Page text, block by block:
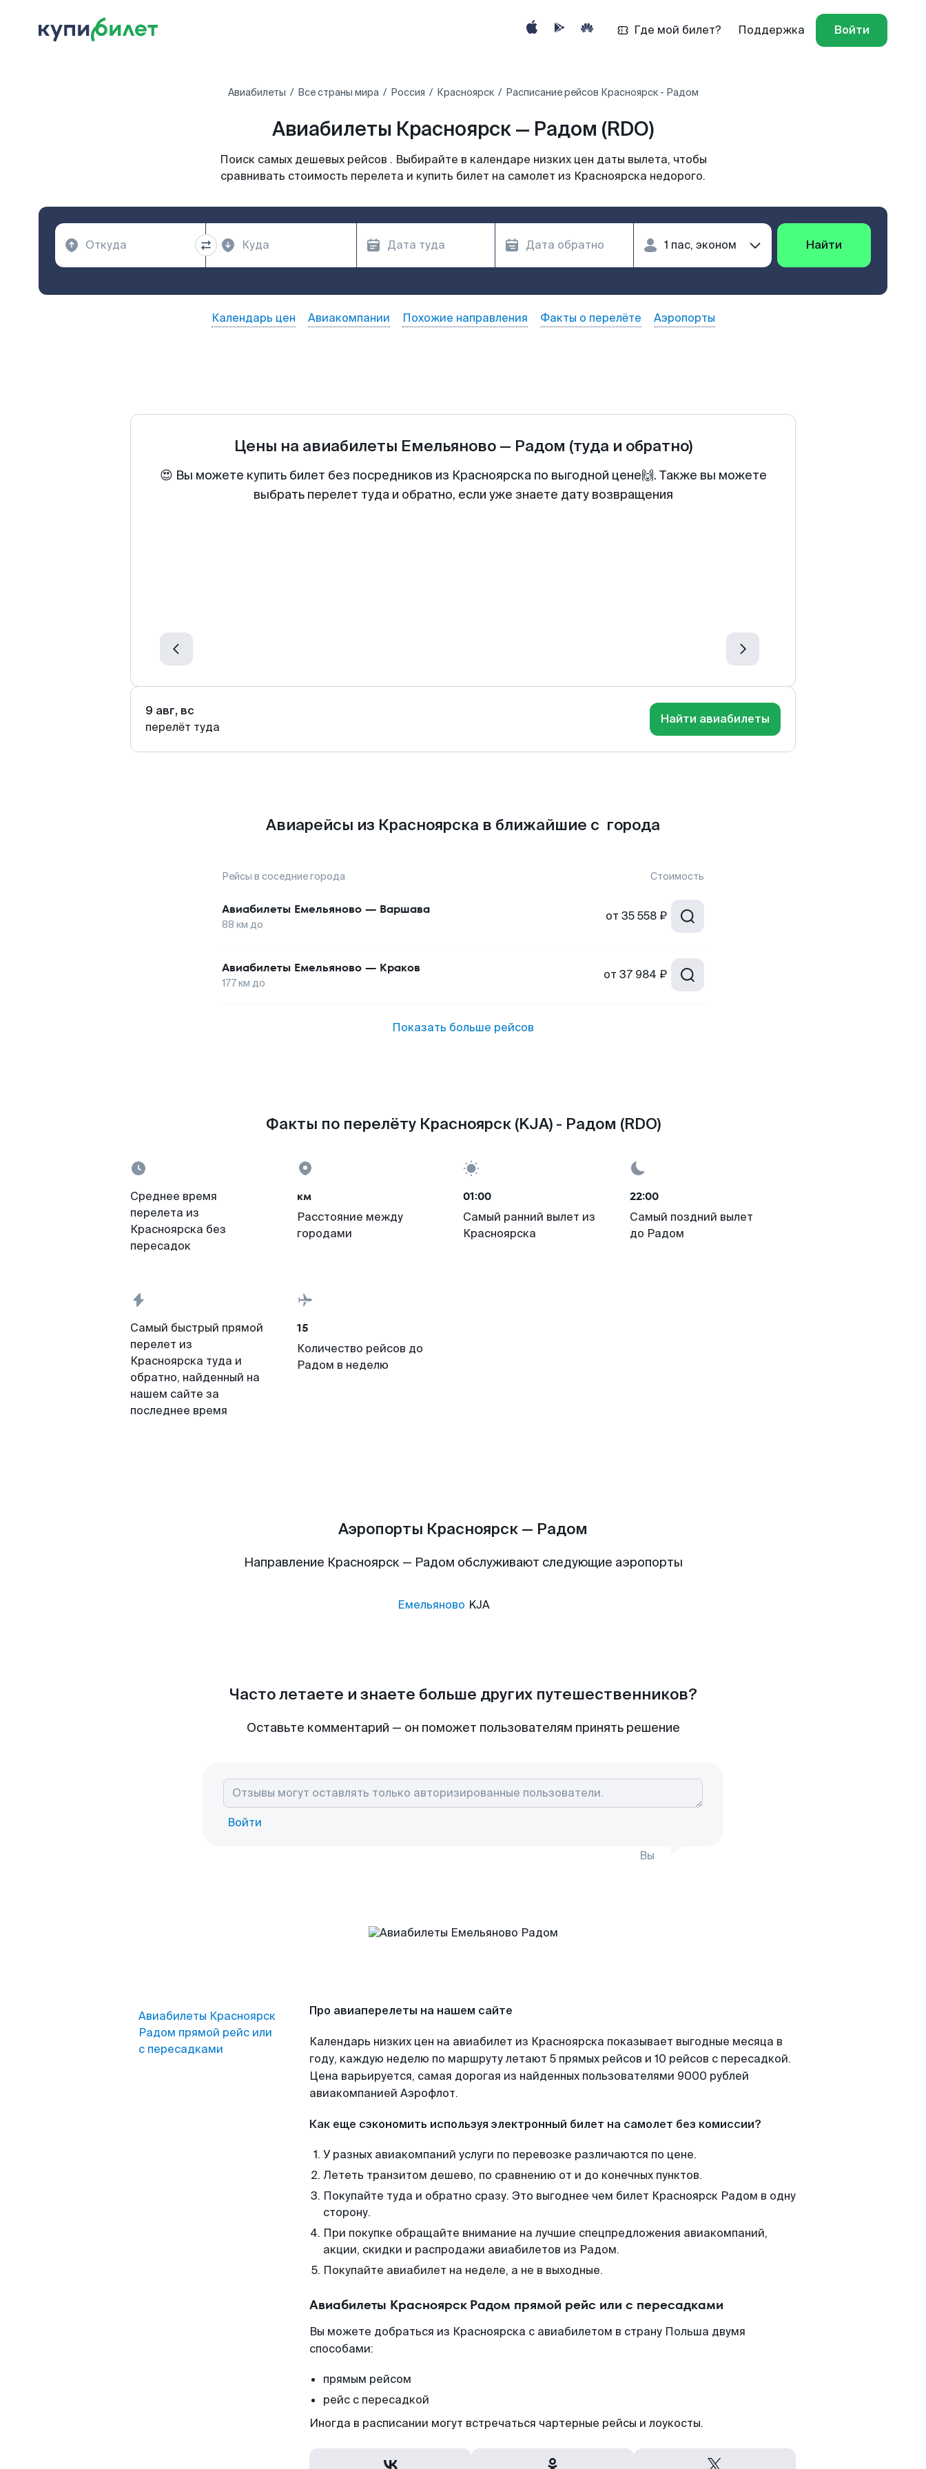
Где мой билет? Поддержка Войти
Авиабилеты Все страны мира Россия Красноярск Расписание рейсов Красноярск - Радом
Авиабилеты Красноярск — Радом (RDO)
Поиск самых дешевых рейсов . Выбирайте в календаре низких цен даты вылета, чтобы
сравнивать стоимость перелета и купить билет на самолет из Красноярска недорого.
Найти
Календарь цен Авиакомпании Похожие направления Факты о перелёте Аэропорты
Цены на авиабилеты Емельяново— Радом (туда и обратно)
😍 Вы можете купить билет без посредников из Красноярска по выгодной цене🙌. Также вы можете
выбрать перелет туда и обратно, если уже знаете дату возвращения
9 авг, вс
перелёт туда
Найти авиабилеты
Авиарейсы из Красноярска в ближайшие с города
Рейсы в соседние города Стоимость
Авиабилеты Емельяново — Варшава
88 км до
от 35 558 ₽
Авиабилеты Емельяново — Краков
177км до
от 37 984 ₽
Показать больше рейсов
Факты по перелёту Красноярск (KJA) - Радом (RDO)
Среднее время
перелета из
Красноярска без
пересадок
км
Расстояние между
городами
01:00
Самый ранний вылет из
Красноярска
22:00
Самый поздний вылет
до Радом
Самый быстрый прямой
перелет из
Красноярска туда и
обратно, найденный на
нашем сайте за
последнее время
15
Количество рейсов до
Радом в неделю
Аэропорты Красноярск — Радом
Направление Красноярск — Радом обслуживают следующие аэропорты
Емельяново KJA
Часто летаете и знаете больше других путешественников?
Оставьте комментарий — он поможет пользователям принять решение
Войти
Вы
Авиабилеты Красноярск
Радом прямой рейс или
с пересадками
Про авиаперелеты на нашем сайте
Календарь низких цен на авиабилет из Красноярска показывает выгодные месяца в
году, каждую неделю по маршруту летают 5 прямых рейсов и 10 рейсов с пересадкой.
Цена варьируется, самая дорогая из найденных пользователями 9000 рублей
авиакомпанией Аэрофлот.
Как еще сэкономить используя электронный билет на самолет без комиссии?
У разных авиакомпаний услуги по перевозке различаются по цене.
Лететь транзитом дешево, по сравнению от и до конечных пунктов.
Покупайте туда и обратно сразу. Это выгоднее чем билет Красноярск Радом в одну
сторону.
При покупке обращайте внимание на лучшие спецпредложения авиакомпаний,
акции, скидки и распродажи авиабилетов из Радом.
Покупайте авиабилет на неделе, а не в выходные.
Авиабилеты Красноярск Радом прямой рейс или с пересадками
Вы можете добраться из Красноярска с авиабилетом в страну Польша двумя
способами:
прямым рейсом
рейс с пересадкой
Иногда в расписании могут встречаться чартерные рейсы и лоукосты.